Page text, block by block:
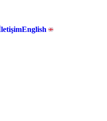
English